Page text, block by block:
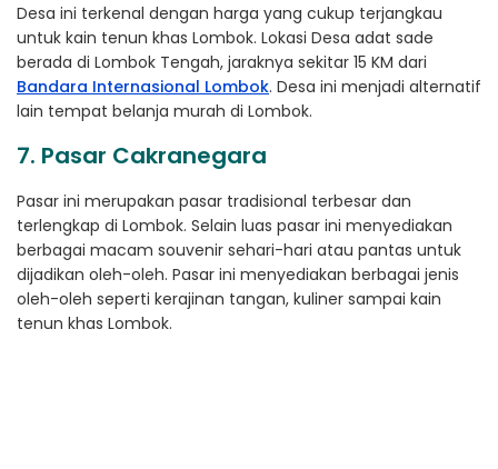
Desa ini terkenal dengan harga yang cukup terjangkau
untuk kain tenun khas Lombok. Lokasi Desa adat sade
berada di Lombok Tengah, jaraknya sekitar 15 KM dari
Bandara Internasional Lombok. Desa ini menjadi alternatif
lain tempat belanja murah di Lombok.
7. Pasar Cakranegara
Pasar ini merupakan pasar tradisional terbesar dan
terlengkap di Lombok. Selain luas pasar ini menyediakan
berbagai macam souvenir sehari-hari atau pantas untuk
dijadikan oleh-oleh. Pasar ini menyediakan berbagai jenis
oleh-oleh seperti kerajinan tangan, kuliner sampai kain
tenun khas Lombok.